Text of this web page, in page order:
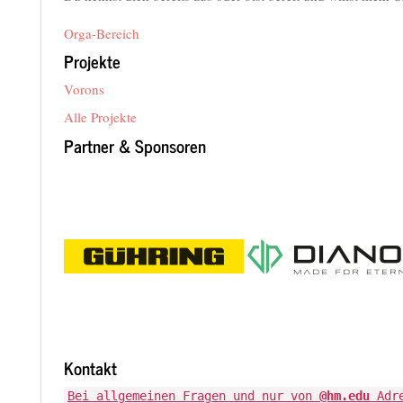
Orga-Bereich
Projekte
Vorons
Alle Projekte
Partner & Sponsoren
Kontakt
Bei allgemeinen Fragen und nur von @hm.edu